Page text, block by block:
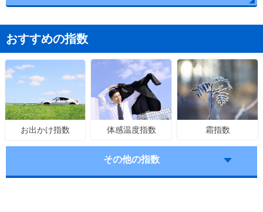
おすすめの指数
お出かけ指数 体感温度指数 霜指数
その他の指数